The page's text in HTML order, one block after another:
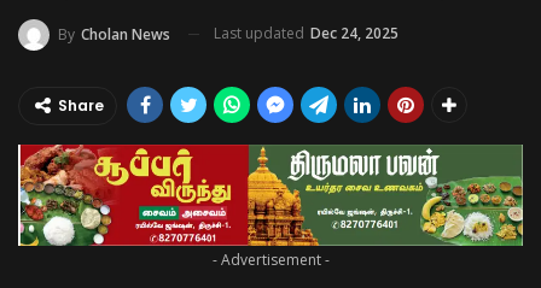
By Cholan News Last updated Dec 24, 2025
Share
- Advertisement -